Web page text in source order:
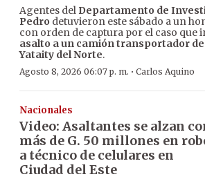
Agentes del Departamento de
Pedro detuvieron este sábado a un
con orden de captura por el caso que
asalto a un camión transportador
Yataity del Norte.
Agosto 8, 2026 06:07 p. m. · Carlos Aquino
Nacionales
Video: Asaltantes se alzan
más de G. 50 millones en
a técnico de celulares en
Ciudad del Este